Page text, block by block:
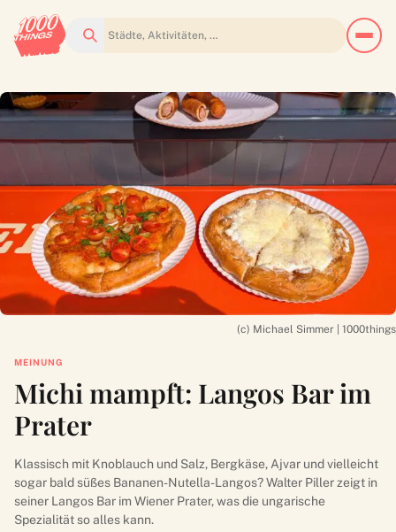
Suchen
(c) Michael Simmer | 1000things
MEINUNG
Michi mampft: Langos Bar im
Prater
Klassisch mit Knoblauch und Salz, Bergkäse, Ajvar und vielleicht
sogar bald süßes Bananen-Nutella-Langos? Walter Piller zeigt in
seiner Langos Bar im Wiener Prater, was die ungarische
Spezialität so alles kann.